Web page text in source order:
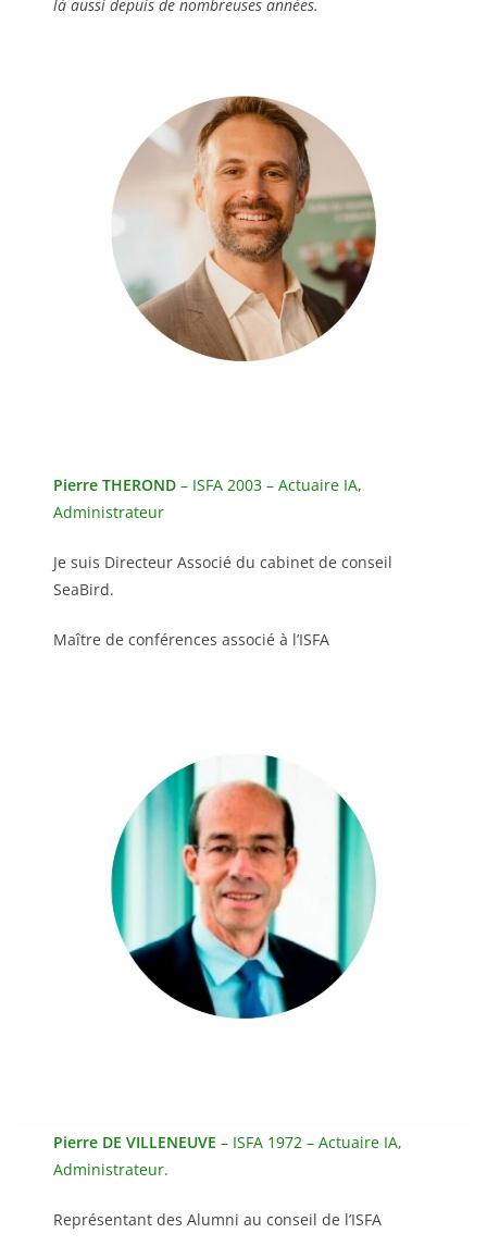
là aussi depuis de nombreuses années.
Pierre THEROND – ISFA 2003 – Actuaire IA,
Administrateur
Je suis Directeur Associé du cabinet de conseil
SeaBird.
Maître de conférences associé à l’ISFA
Pierre DE VILLENEUVE – ISFA 1972 – Actuaire IA,
Administrateur.
Représentant des Alumni au conseil de l’ISFA